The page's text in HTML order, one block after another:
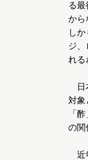
る
から
し
ジ
れる
日
対象
「
の関
近